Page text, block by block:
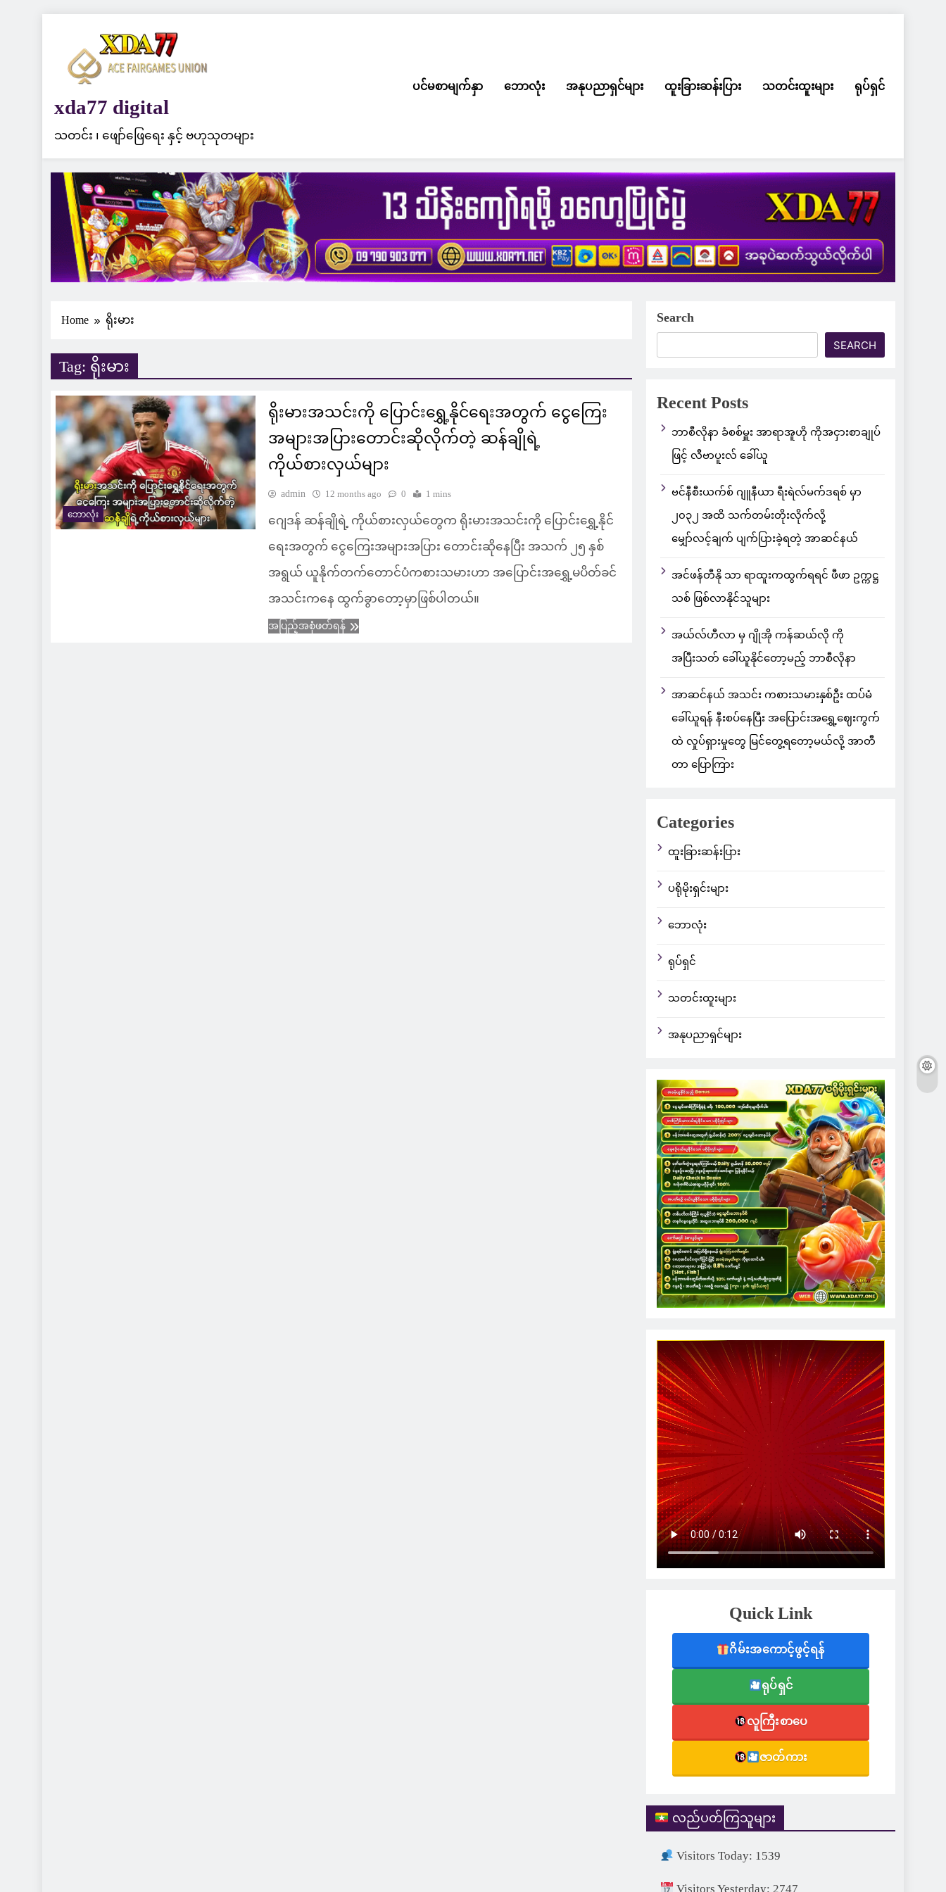
xda77 digital
သတင်း ၊ ဖျော်ဖြေရေး နှင့် ဗဟုသုတများ
ပင်မစာမျက်နှာ ဘောလုံး အနုပညာရှင်များ ထူးခြားဆန်းပြား သတင်းထူးများ ရုပ်ရှင်
Home ရိုးမား
Tag: ရိုးမား
ဘောလုံး
ရိုးမားအသင်းကို ပြောင်းရွှေ့နိုင်ရေးအတွက် ငွေကြေး
အများအပြားတောင်းဆိုလိုက်တဲ့ ဆန်ချိုရဲ့
ကိုယ်စားလှယ်များ
admin 12 months ago 0 1 mins
ဂျေဒန် ဆန်ချိုရဲ့ ကိုယ်စားလှယ်တွေက ရိုးမားအသင်းကို ပြောင်းရွှေ့နိုင်
ရေးအတွက် ငွေကြေးအများအပြား တောင်းဆိုနေပြီး အသက် ၂၅ နှစ်
အရွယ် ယူနိုက်တက်တောင်ပံကစားသမားဟာ အပြောင်းအရွှေ့မပိတ်ခင်
အသင်းကနေ ထွက်ခွာတော့မှာဖြစ်ပါတယ်။
အပြည့်အစုံဖတ်ရန်
Search
SEARCH
Recent Posts
ဘာစီလိုနာ ခံစစ်မှူး အာရာအူဟို ကိုအငှားစာချုပ်
ဖြင့် လီဗာပူးလ် ခေါ်ယူ
ဗင်နီစီးယက်စ် ဂျူနီယာ ရီးရဲလ်မက်ဒရစ် မှာ
၂၀၃၂ အထိ သက်တမ်းတိုးလိုက်လို့
မျှော်လင့်ချက် ပျက်ပြားခဲ့ရတဲ့ အာဆင်နယ်
အင်ဖန်တီနို သာ ရာထူးကထွက်ရရင် ဖီဖာ ဥက္ကဋ္ဌ
သစ် ဖြစ်လာနိုင်သူများ
အယ်လ်ဟီလာ မှ ဂျိုအို ကန်ဆယ်လို ကို
အပြီးသတ် ခေါ်ယူနိုင်တော့မည့် ဘာစီလိုနာ
အာဆင်နယ် အသင်း ကစားသမားနှစ်ဦး ထပ်မံ
ခေါ်ယူရန် နီးစပ်နေပြီး အပြောင်းအရွှေ့ဈေးကွက်
ထဲ လှုပ်ရှားမှုတွေ မြင်တွေ့ရတော့မယ်လို့ အာတီ
တာ ပြောကြား
Categories
ထူးခြားဆန်းပြား
ပရိုမိုးရှင်းများ
ဘောလုံး
ရုပ်ရှင်
သတင်းထူးများ
အနုပညာရှင်များ
Quick Link
ဂိမ်းအကောင့်ဖွင့်ရန်
ရုပ်ရှင်
လူကြီးစာပေ
ဇာတ်ကား
လည်ပတ်ကြသူများ
Visitors Today: 1539
Visitors Yesterday: 2747